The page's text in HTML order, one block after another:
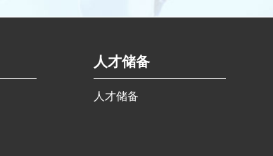
人才储备
人才储备